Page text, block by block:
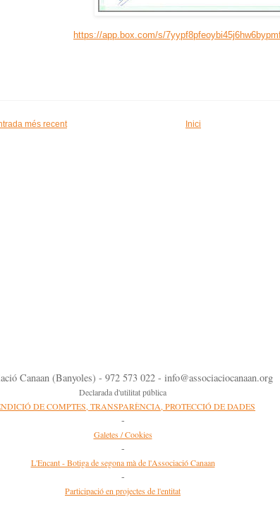
https://app.box.com/s/
més recent Inici
Canaan (Banyoles) - 972 573 022 - info@associaciocanaan.org
Declarada d'utilitat pública
DE COMPTES, TRANSPARÈNCIA, PROTECCIÓ DE DADES
-
Galetes / Cookies
-
L'Encant - Botiga de segona mà de l'Associació Canaan
-
Participació en projectes de l'entitat